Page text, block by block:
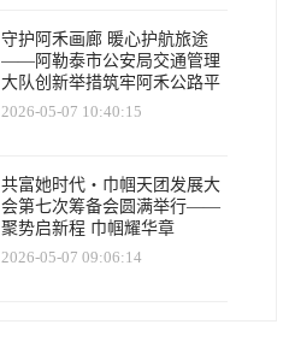
守护阿禾画廊 暖心护航旅途
——阿勒泰市公安局交通管理
大队创新举措筑牢阿禾公路平
安防线
2026-05-07 10:40:15
共富她时代・巾帼天团发展大
会第七次筹备会圆满举行——
聚势启新程 巾帼耀华章
2026-05-07 09:06:14